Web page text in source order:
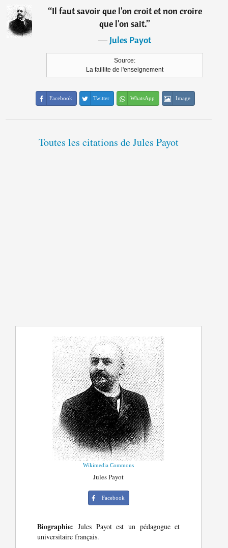
“Il faut savoir que l'on croit et non croire
que l'on sait.”
―Jules Payot
Source:
La faillite de l'enseignement
Facebook Twitter WhatsApp Image
Toutes les citations de Jules Payot
Wikimedia Commons
Jules Payot
Facebook
Biographie: Jules Payot est un pédagogue et
universitaire français.